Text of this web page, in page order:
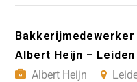
Albert Heijn – Leiden
Albert Heijn